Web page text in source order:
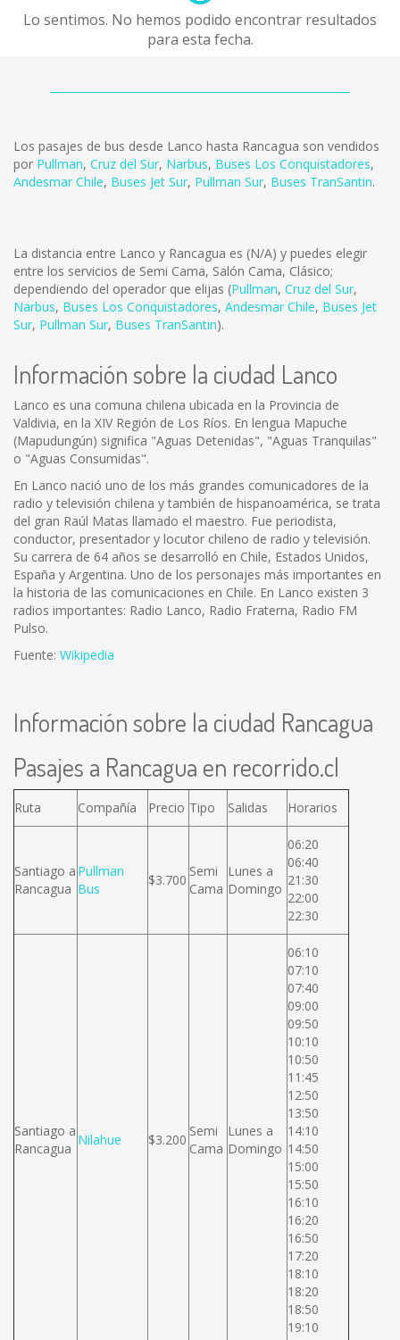
Lo sentimos. No hemos podido encontrar resultados
para esta fecha.
Los pasajes de bus desde Lanco hasta Rancagua son vendidos
por Pullman, Cruz del Sur, Narbus, Buses Los Conquistadores,
Andesmar Chile, Buses Jet Sur, Pullman Sur, Buses TranSantin.
La distancia entre Lanco y Rancagua es (N/A) y puedes elegir
entre los servicios de Semi Cama, Salón Cama, Clásico;
dependiendo del operador que elijas (Pullman, Cruz del Sur,
Narbus, Buses Los Conquistadores, Andesmar Chile, Buses Jet
Sur, Pullman Sur, Buses TranSantin).
Información sobre la ciudad Lanco
Lanco es una comuna chilena ubicada en la Provincia de
Valdivia, en la XIV Región de Los Ríos. En lengua Mapuche
(Mapudungún) significa "Aguas Detenidas", "Aguas Tranquilas"
o "Aguas Consumidas".
En Lanco nació uno de los más grandes comunicadores de la
radio y televisión chilena y también de hispanoamérica, se trata
del gran Raúl Matas llamado el maestro. Fue periodista,
conductor, presentador y locutor chileno de radio y televisión.
Su carrera de 64 años se desarrolló en Chile, Estados Unidos,
España y Argentina. Uno de los personajes más importantes en
la historia de las comunicaciones en Chile. En Lanco existen 3
radios importantes: Radio Lanco, Radio Fraterna, Radio FM
Pulso.
Fuente: Wikipedia
Información sobre la ciudad Rancagua
Pasajes a Rancagua en recorrido.cl
Ruta Compañía Precio Tipo Salidas Horarios
Santiago a
Rancagua
Pullman
Bus
$3.700
Semi
Cama
Lunes a
Domingo
06:20
06:40
21:30
22:00
22:30
Santiago a
Rancagua
Nilahue $3.200
Semi
Cama
Lunes a
Domingo
06:10
07:10
07:40
09:00
09:50
10:10
10:50
11:45
12:50
13:50
14:10
14:50
15:00
15:50
16:10
16:20
16:50
17:20
18:10
18:20
18:50
19:10